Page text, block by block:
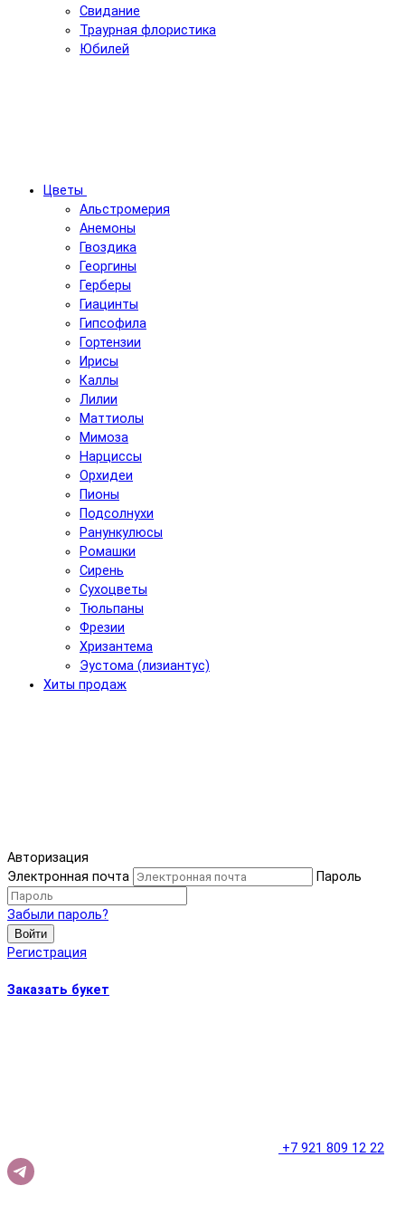
Свидание
Траурная флористика
Юбилей
Цветы
Альстромерия
Анемоны
Гвоздика
Георгины
Герберы
Гиацинты
Гипсофила
Гортензии
Ирисы
Каллы
Лилии
Маттиолы
Мимоза
Нарциссы
Орхидеи
Пионы
Подсолнухи
Ранункулюсы
Ромашки
Сирень
Сухоцветы
Тюльпаны
Фрезии
Хризантема
Эустома (лизиантус)
Хиты продаж
Авторизация
Электронная почта
Пароль
Забыли пароль?
Войти
Регистрация
Заказать букет
+7 921 809 12 22